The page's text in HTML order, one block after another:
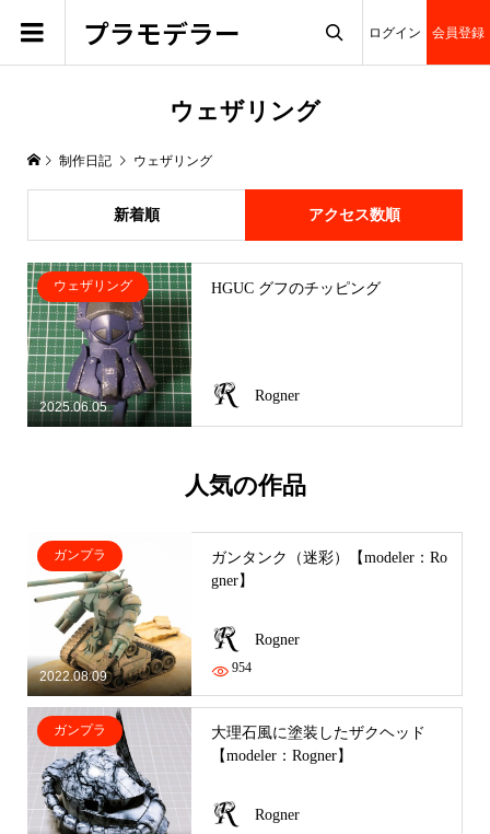
プラモデラー ログイン 会員登録
ウェザリング
制作日記 ウェザリング
新着順 アクセス数順
2025.06.05
ウェザリング HGUC グフのチッピング
Rogner
人気の作品
2022.08.09
ガンプラ
ガンタンク（迷彩）【modeler：Ro
gner】
Rogner
954
ガンプラ
大理石風に塗装したザクヘッド
【modeler：Rogner】
Rogner